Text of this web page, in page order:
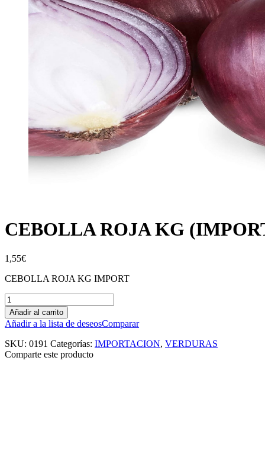
CEBOLLA ROJA KG
1,55€
CEBOLLA ROJA KG IMPORT
Añadir al carrito
Añadir a la lista de deseosComparar
SKU: 0191 Categorías: IMPORTACION, VERDURAS
Comparte este producto